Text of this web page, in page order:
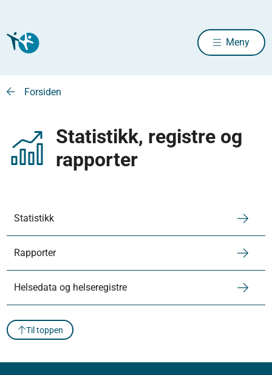
Meny
Forsiden
Statistikk, registre og
rapporter
Statistikk
Rapporter
Helsedata og helseregistre
Til toppen